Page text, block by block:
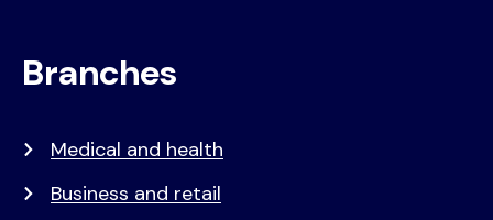
Branches
Medical and health
Business and retail